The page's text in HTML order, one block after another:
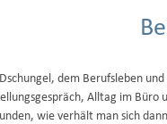
dem Berufsleben
Alltag im
wie verhält man sich